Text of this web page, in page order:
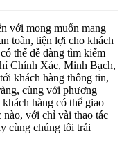
với mong muốn mang
toàn, tiện lợi cho khách
thể dễ dàng tìm kiếm
Chính Xác, Minh Bạch,
khách hàng thông tin,
cùng với phương
hàng có thể giao
nào, với chỉ vài thao tác
cùng chúng tôi trải